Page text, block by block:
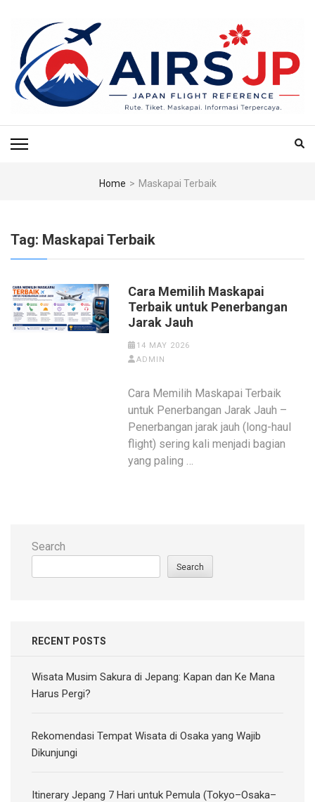
content
(Press
Enter)
AIRS JP – PUSAT
REFERENSI
PENERBANGAN & TIKET
Jepang, Air BnB Jepang,
Home > Maskapai Terbaik
Tag: Maskapai Terbaik
Cara Memilih Maskapai
Terbaik untuk Penerbangan
Jarak Jauh
14 MAY 2026
ADMIN
Cara Memilih Maskapai Terbaik
untuk Penerbangan Jarak Jauh –
Penerbangan jarak jauh (long-haul
flight) sering kali menjadi bagian
yang paling …
Search
Search
RECENT POSTS
Wisata Musim Sakura di Jepang: Kapan dan Ke Mana
Harus Pergi?
Rekomendasi Tempat Wisata di Osaka yang Wajib
Dikunjungi
Itinerary Jepang 7 Hari untuk Pemula (Tokyo–Osaka–